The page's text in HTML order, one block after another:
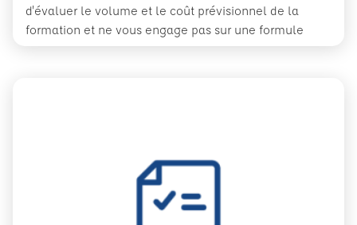
d'évaluer le volume et le coût prévisionnel de la
formation et ne vous engage pas sur une formule